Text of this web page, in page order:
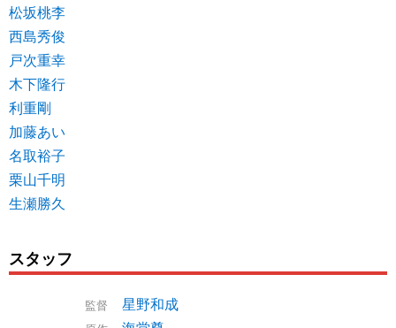
松坂桃李
西島秀俊
戸次重幸
木下隆行
利重剛
加藤あい
名取裕子
栗山千明
生瀬勝久
スタッフ
監督 星野和成